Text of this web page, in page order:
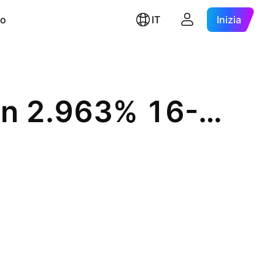
IT Inizia
Westpac Banking Corporation 2.963% 16-NOV-2040